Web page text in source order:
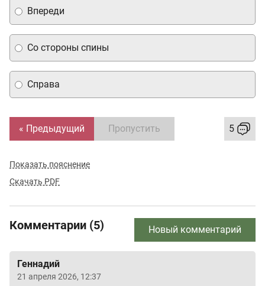
Впереди
Справа
Со стороны спины
« Предыдущий Пропустить 5
Показать пояснение
Скачать PDF
Комментарии (5) Новый комментарий
Геннадий
21 апреля 2026, 12:37